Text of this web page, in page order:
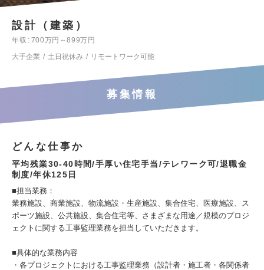
設計（建築）
年収
700万円～899万円
大手企業
土日祝休み リモートワーク可能
募集情報
どんな仕事か
平均残業30‐40時間/手厚い住宅手当/テレワーク可/退職金
制度/年休125日
■担当業務：
業務施設、商業施設、物流施設・生産施設、集合住宅、医療施設、ス
ポーツ施設、公共施設、集合住宅等、さまざまな用途／規模のプロジ
ェクトに関する工事監理業務を担当していただきます。
■具体的な業務内容
・各プロジェクトにおける工事監理業務（設計者・施工者・各関係者